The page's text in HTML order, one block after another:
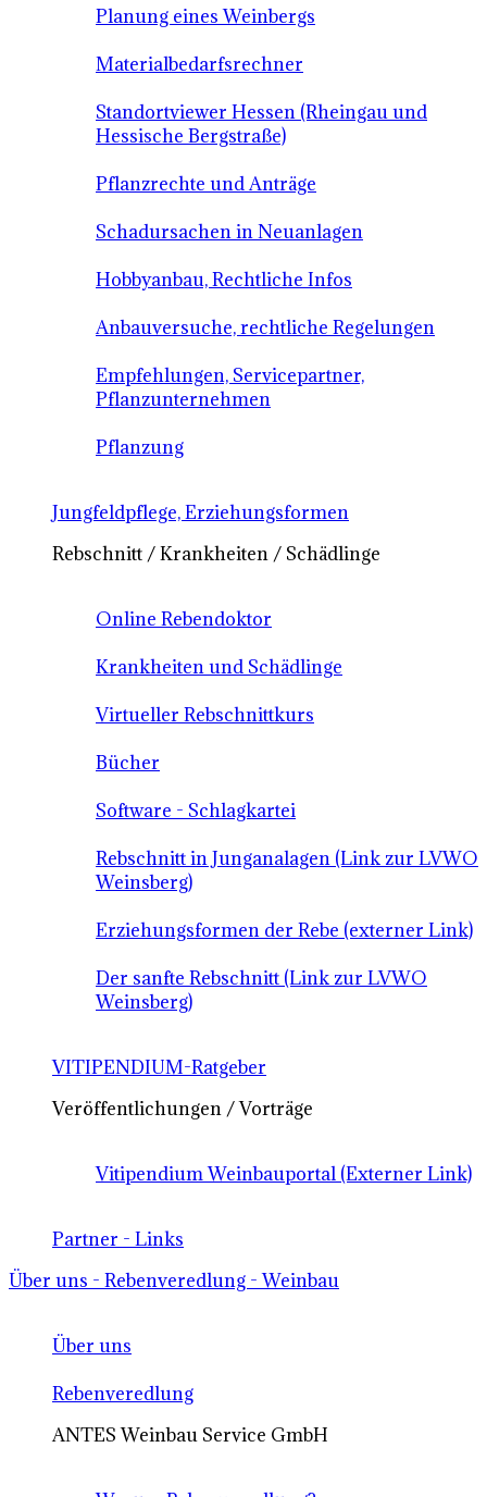
Planung eines Weinbergs
Materialbedarfsrechner
Standortviewer Hessen (Rheingau und
Hessische Bergstraße)
Pflanzrechte und Anträge
Schadursachen in Neuanlagen
Hobbyanbau, Rechtliche Infos
Anbauversuche, rechtliche Regelungen
Empfehlungen, Servicepartner,
Pflanzunternehmen
Pflanzung
Jungfeldpflege, Erziehungsformen
Rebschnitt / Krankheiten / Schädlinge
Online Rebendoktor
Krankheiten und Schädlinge
Virtueller Rebschnittkurs
Bücher
Software - Schlagkartei
Rebschnitt in Junganalagen (Link zur LVWO
Weinsberg)
Erziehungsformen der Rebe (externer Link)
Der sanfte Rebschnitt (Link zur LVWO
Weinsberg)
VITIPENDIUM-Ratgeber
Veröffentlichungen / Vorträge
Vitipendium Weinbauportal (Externer Link)
Partner - Links
Über uns - Rebenveredlung - Weinbau
Über uns
Rebenveredlung
ANTES Weinbau Service GmbH